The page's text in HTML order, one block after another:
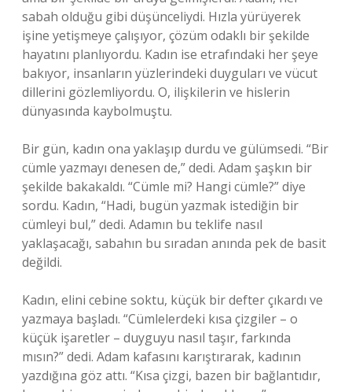
sabah olduğu gibi düşünceliydi. Hızla yürüyerek
işine yetişmeye çalışıyor, çözüm odaklı bir şekilde
hayatını planlıyordu. Kadın ise etrafındaki her şeye
bakıyor, insanların yüzlerindeki duyguları ve vücut
dillerini gözlemliyordu. O, ilişkilerin ve hislerin
dünyasında kaybolmuştu.
Bir gün, kadın ona yaklaşıp durdu ve gülümsedi. “Bir
cümle yazmayı denesen de,” dedi. Adam şaşkın bir
şekilde bakakaldı. “Cümle mi? Hangi cümle?” diye
sordu. Kadın, “Hadi, bugün yazmak istediğin bir
cümleyi bul,” dedi. Adamın bu teklife nasıl
yaklaşacağı, sabahın bu sıradan anında pek de basit
değildi.
Kadın, elini cebine soktu, küçük bir defter çıkardı ve
yazmaya başladı. “Cümlelerdeki kısa çizgiler – o
küçük işaretler – duyguyu nasıl taşır, farkında
mısın?” dedi. Adam kafasını karıştırarak, kadının
yazdığına göz attı. “Kısa çizgi, bazen bir bağlantıdır,